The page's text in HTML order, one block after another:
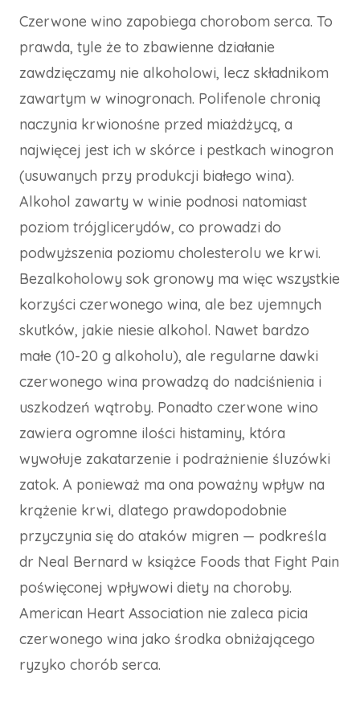
Czerwone wino zapobiega chorobom serca. To
prawda, tyle że to zbawienne działanie
zawdzięczamy nie alkoholowi, lecz składnikom
zawartym w winogronach. Polifenole chronią
naczynia krwionośne przed miażdżycą, a
najwięcej jest ich w skórce i pestkach winogron
(usuwanych przy produkcji białego wina).
Alkohol zawarty w winie podnosi natomiast
poziom trójglicerydów, co prowadzi do
podwyższenia poziomu cholesterolu we krwi.
Bezalkoholowy sok gronowy ma więc wszystkie
korzyści czerwonego wina, ale bez ujemnych
skutków, jakie niesie alkohol. Nawet bardzo
małe (10-20 g alkoholu), ale regularne dawki
czerwonego wina prowadzą do nadciśnienia i
uszkodzeń wątroby. Ponadto czerwone wino
zawiera ogromne ilości histaminy, która
wywołuje zakatarzenie i podrażnienie śluzówki
zatok. A ponieważ ma ona poważny wpływ na
krążenie krwi, dlatego prawdopodobnie
przyczynia się do ataków migren — podkreśla
dr Neal Bernard w książce Foods that Fight Pain
poświęconej wpływowi diety na choroby.
American Heart Association nie zaleca picia
czerwonego wina jako środka obniżającego
ryzyko chorób serca.